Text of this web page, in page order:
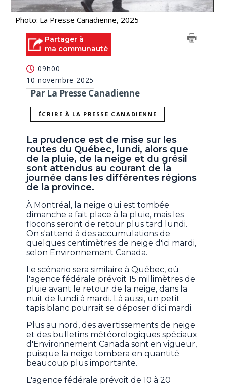
Photo: La Presse Canadienne, 2025
Partager à
ma communauté
09h00
10 novembre 2025
Par La Presse Canadienne
ÉCRIRE À LA PRESSE CANADIENNE
La prudence est de mise sur les
routes du Québec, lundi, alors que
de la pluie, de la neige et du grésil
sont attendus au courant de la
journée dans les différentes régions
de la province.
À Montréal, la neige qui est tombée
dimanche a fait place à la pluie, mais les
flocons seront de retour plus tard lundi.
On s'attend à des accumulations de
quelques centimètres de neige d'ici mardi,
selon Environnement Canada.
Le scénario sera similaire à Québec, où
l'agence fédérale prévoit 15 millimètres de
pluie avant le retour de la neige, dans la
nuit de lundi à mardi. Là aussi, un petit
tapis blanc pourrait se déposer d'ici mardi.
Plus au nord, des avertissements de neige
et des bulletins météorologiques spéciaux
d'Environnement Canada sont en vigueur,
puisque la neige tombera en quantité
beaucoup plus importante.
L'agence fédérale prévoit de 10 à 20